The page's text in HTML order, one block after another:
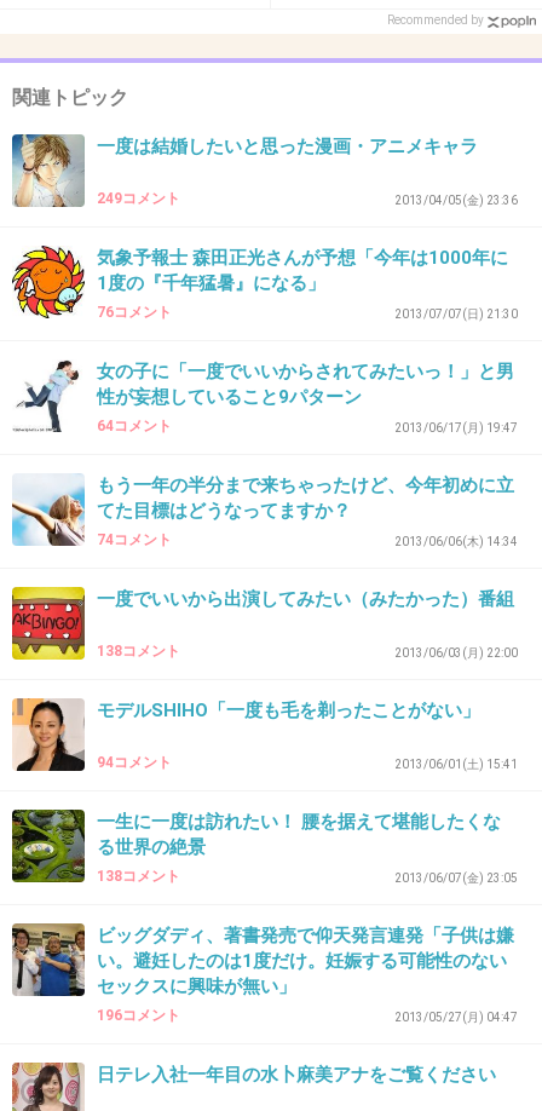
+70 -0
43. 匿名2013/07/02(火) 07:18:38
ひたすら笑いすぎて、お腹痛いような一日を過
ごしたい。
44. 匿名2013/07/02(火) 07:20:32
人の悪口と噂話ばっかしてるBBA共の願いなんか叶えてくれないよ
友人相手でも頭では喋る内容
相手によってはどんだけ考えても
何喋ったらいいか分からない。
このことでずっと悩んでてつらい。
いつか気兼ねなく友人たちと
喋れる日がきますように！！
幸せになれますように(*´∀｀*)！
Recommended by
関連トピック
一度は結婚したいと思った漫画・アニメキャラ
249コメント 2013/04/05(金) 23:36
気象予報士 森田正光さんが予想「今年は1000年に
1度の『千年猛暑』になる」
76コメント 2013/07/07(日) 21:30
女の子に「一度でいいからされてみたいっ！」と男
性が妄想していること9パターン
64コメント 2013/06/17(月) 19:47
もう一年の半分まで来ちゃったけど、今年初めに立
てた目標はどうなってますか？
74コメント 2013/06/06(木) 14:34
一度でいいから出演してみたい（みたかった）番組
138コメント 2013/06/03(月) 22:00
モデルSHIHO「一度も毛を剃ったことがない」
94コメント 2013/06/01(土) 15:41
一生に一度は訪れたい！ 腰を据えて堪能したくな
る世界の絶景
138コメント 2013/06/07(金) 23:05
ビッグダディ、著書発売で仰天発言連発「子供は嫌
い。避妊したのは1度だけ。妊娠する可能性のない
セックスに興味が無い」
196コメント 2013/05/27(月) 04:47
日テレ入社一年目の水卜麻美アナをご覧ください